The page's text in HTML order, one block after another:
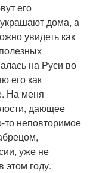
его
дома, а
увидеть как
на Руси во
его как
На меня
дающее
то неповторимое
уже не
этом году.